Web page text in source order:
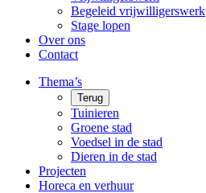
Begeleid vrijwilligerswerk
Stage lopen
Over ons
Contact
Thema’s
Terug
Tuinieren
Groene stad
Voedsel in de stad
Dieren in de stad
Projecten
Horeca en verhuur